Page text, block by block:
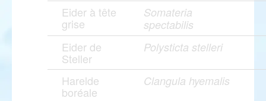
Eider à tête
grise
Somateria
spectabilis
Eider de
Steller
Polysticta stelleri
Harelde
boréale
Clangula hyemalis